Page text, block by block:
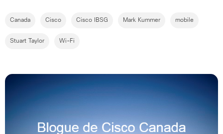
Canada Cisco Cisco IBSG Mark Kummer mobile
Stuart Taylor Wi-Fi